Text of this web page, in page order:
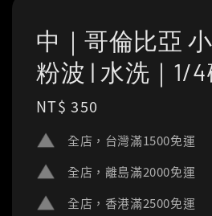
中｜哥倫比亞
粉波 | 水洗｜1/
Regular
NT$ 350
全店，台灣滿1500免運
全店，離島滿2000免運
全店，香港滿2500免運